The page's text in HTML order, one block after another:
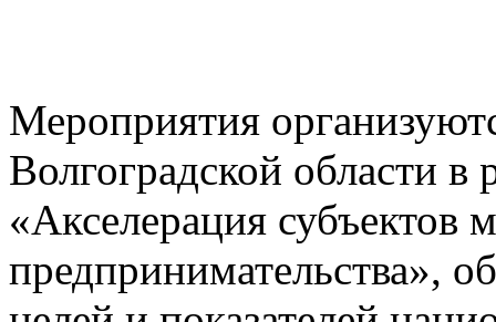
Мероприятия
Волгоградской области в
«Акселерация субъектов
предпринимательства»,